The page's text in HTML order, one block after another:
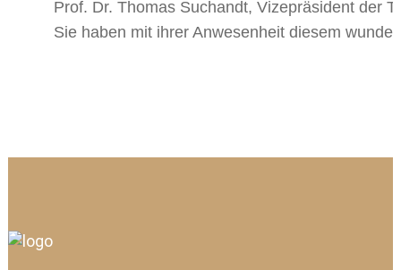
Prof. Dr. Thomas Suchandt, Vizepräsident der
Sie haben mit ihrer Anwesenheit diesem